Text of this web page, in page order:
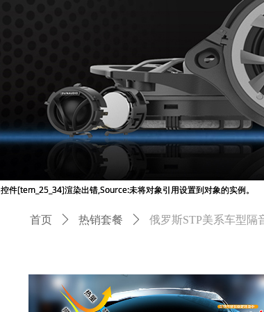
首页 ꄲ 热销套餐 ꄲ 俄罗斯STP美系车型隔
控件[tem_25_34]渲染出错,Source:未将对象引用设置到对象的实例。
控件[tem_25_34]渲染出错,Source:未将对象引用设置到对象的实例。